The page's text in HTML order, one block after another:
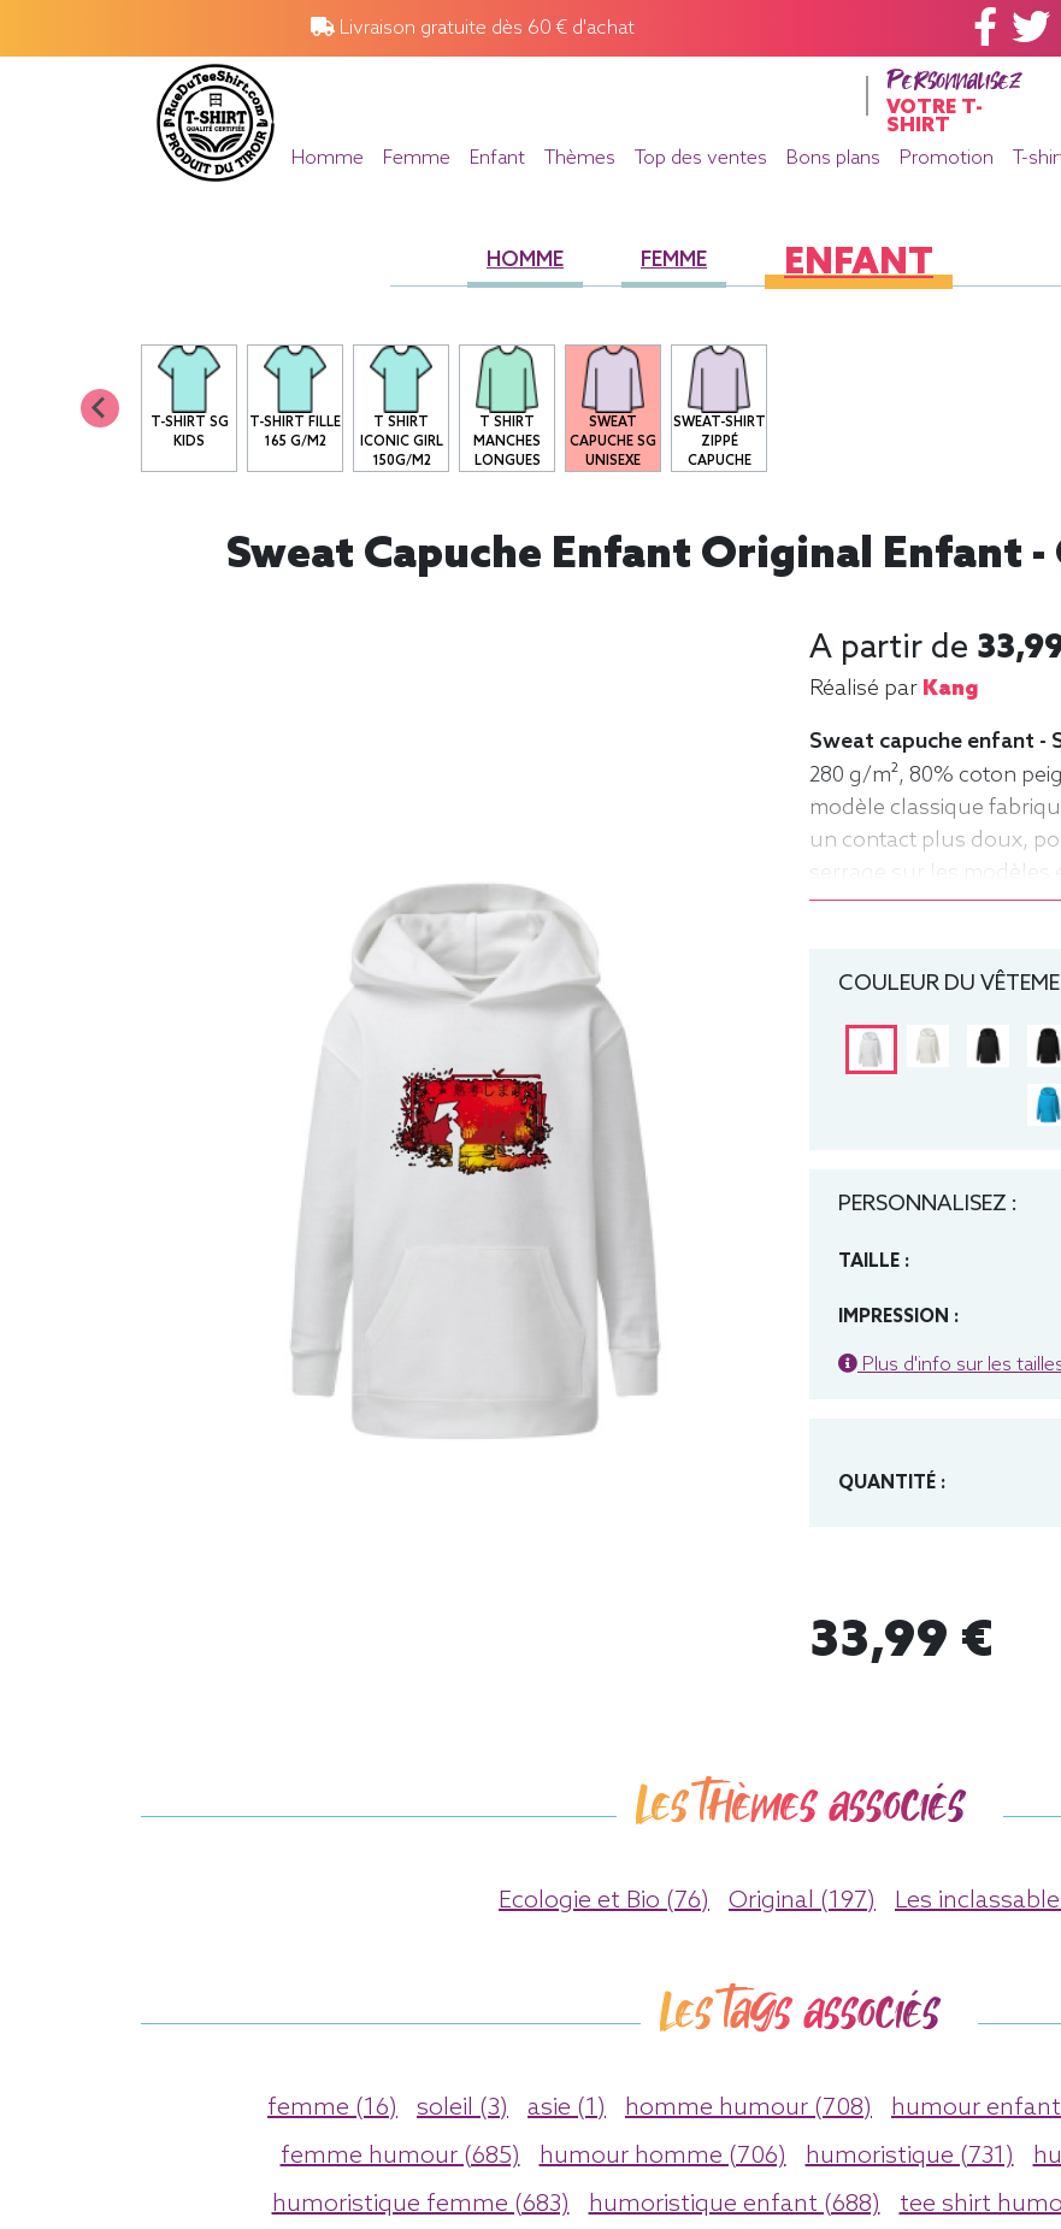
Livraison gratuite dès 60 € d'achat
Personnalisez
VOTRE T-
SHIRT
Homme Femme Enfant Thèmes Top des ventes Bons plans Promotion T-
HOMME FEMME ENFANT
T-SHIRT SG
KIDS
T-SHIRT FILLE
165 G/M2
T SHIRT
ICONIC GIRL
150G/M2
T SHIRT
MANCHES
LONGUES
SWEAT
CAPUCHE SG
UNISEXE
SWEAT-SHIRT
ZIPPÉ
CAPUCHE
Sweat Capuche Enfant Original Enfant
A partir de
Réalisé par Kang
Sweat capuche enfant -
280 g/m², 80% coton
modèle classique
un contact plus doux,
serrage sur les modèles
ans), 128 (7-8 ans), 140
COULEUR DU
PERSONNALISEZ :
TAILLE :
IMPRESSION :
Plus d'info sur les
QUANTITÉ :
33,99 €
Les thèmes associés
Ecologie et Bio (76) Original (197) Les
Les tags associés
femme (16) soleil (3) asie (1) homme humour (708) humour
femme humour (685)
humour homme (706) humoristique (731)
humoristique femme (683)
humoristique enfant (688) tee shirt